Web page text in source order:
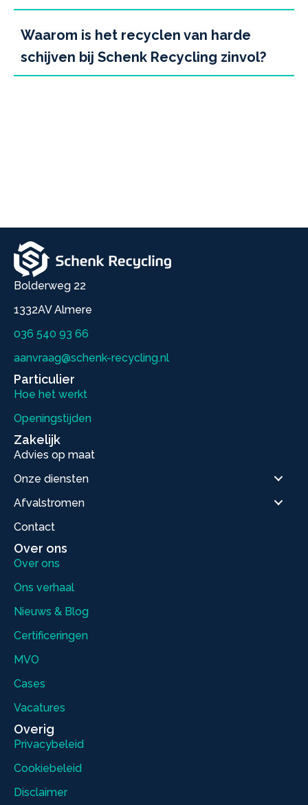
Waarom is het recyclen van harde
schijven bij Schenk Recycling zinvol?
Bolderweg 22
1332AV Almere
036 540 93 66
aanvraag@schenk-recycling.nl
Particulier
Hoe het werkt
Openingstijden
Zakelijk
Advies op maat
Onze diensten
Afvalstromen
Contact
Over ons
Over ons
Ons verhaal
Nieuws & Blog
Certificeringen
MVO
Cases
Vacatures
Overig
Privacybeleid
Cookiebeleid
Disclaimer